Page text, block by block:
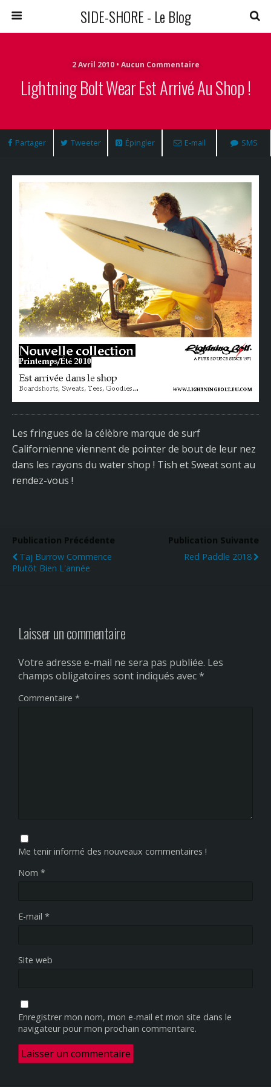
SIDE-SHORE - Le Blog
2 Avril 2010 • Aucun Commentaire
Lightning Bolt Wear Est Arrivé Au Shop !
Partager Tweeter Épingler E-mail SMS
Les fringues de la célèbre marque de surf
Californienne viennent de pointer de bout de leur nez
dans les rayons du water shop ! Tish et Sweat sont au
rendez-vous !
Publication Précédente
Taj Burrow Commence
Plutôt Bien L'année
Publication Suivante
Red Paddle 2018
Laisser un commentaire
Votre adresse e-mail ne sera pas publiée. Les
champs obligatoires sont indiqués avec*
Commentaire *
Me tenir informé des nouveaux commentaires !
Nom *
E-mail *
Site web
Enregistrer mon nom, mon e-mail et mon site dans le
navigateur pour mon prochain commentaire.